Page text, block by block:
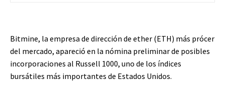
Bitmine, la empresa de dirección de ether (ETH) más prócer
del mercado, apareció en la nómina preliminar de posibles
incorporaciones al Russell 1000, uno de los índices
bursátiles más importantes de Estados Unidos.